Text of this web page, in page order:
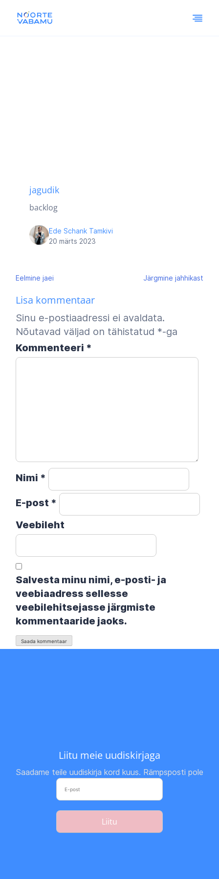
jagudik
backlog
Ede Schank Tamkivi
20 märts 2023
Navigeerimine
Eelmine jaei Järgmine jahhikast
Lisa kommentaar
Sinu e-postiaadressi ei avaldata.
Nõutavad väljad on tähistatud *-ga
Kommenteeri *
Nimi *
E-post *
Veebileht
Salvesta minu nimi, e-posti- ja
veebiaadress sellesse
veebilehitsejasse järgmiste
kommentaaride jaoks.
Liitu meie uudiskirjaga
Saadame teile uudiskirja kord kuus. Rämpsposti pole
Liitu